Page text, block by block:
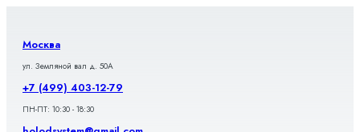
содержимому
Москва
ул. Земляной вал д. 50А
+7 (499) 403-12-79
ПН-ПТ: 10:30 - 18:30